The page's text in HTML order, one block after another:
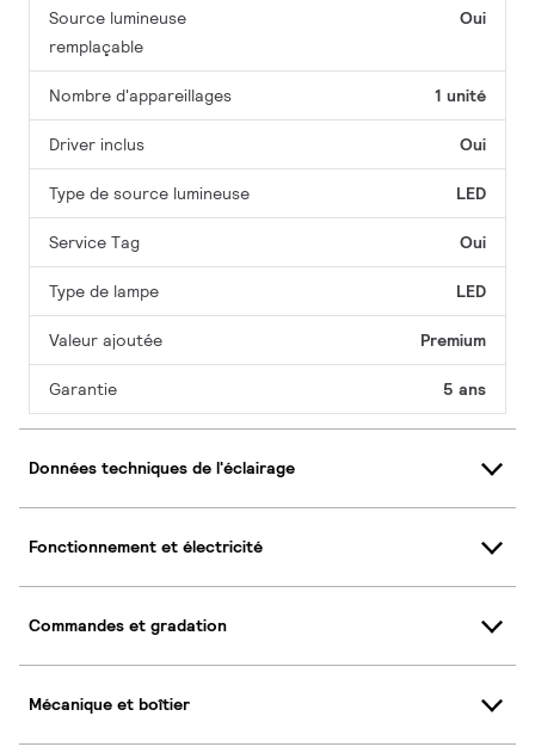
Source lumineuse
remplaçable
Oui
Nombre d'appareillages 1 unité
Driver inclus Oui
Type de source lumineuse LED
Service Tag Oui
Type de lampe LED
Valeur ajoutée Premium
Garantie 5 ans
Données techniques de l'éclairage
Fonctionnement et électricité
Commandes et gradation
Mécanique et boîtier